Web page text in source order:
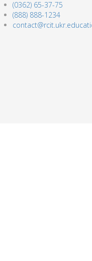
(0362) 65-37-75
(888) 888-1234